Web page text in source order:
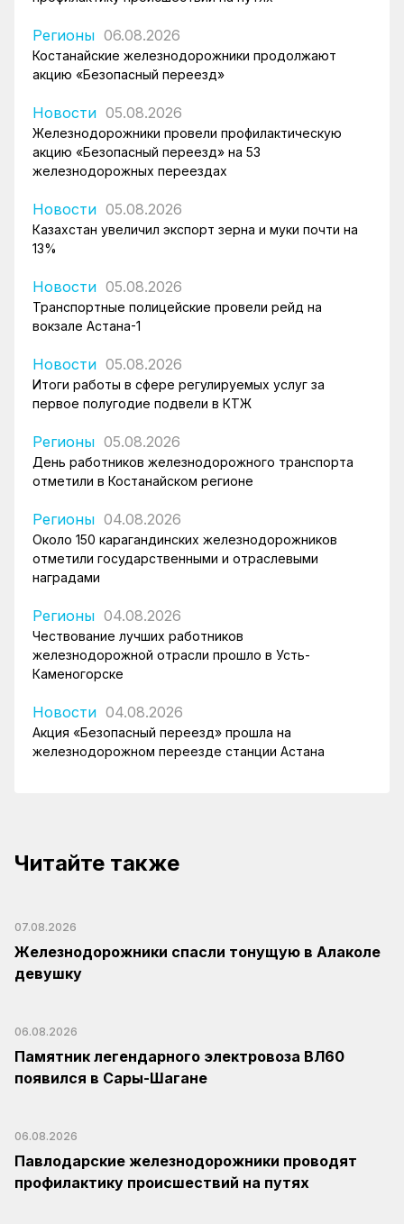
Регионы 06.08.2026
Костанайские железнодорожники продолжают
акцию «Безопасный переезд»
Новости 05.08.2026
Железнодорожники провели профилактическую
акцию «Безопасный переезд» на 53
железнодорожных переездах
Новости 05.08.2026
Казахстан увеличил экспорт зерна и муки почти на
13%
Новости 05.08.2026
Транспортные полицейские провели рейд на
вокзале Астана-1
Новости 05.08.2026
Итоги работы в сфере регулируемых услуг за
первое полугодие подвели в КТЖ
Регионы 05.08.2026
День работников железнодорожного транспорта
отметили в Костанайском регионе
Регионы 04.08.2026
Около 150 карагандинских железнодорожников
отметили государственными и отраслевыми
наградами
Регионы 04.08.2026
Чествование лучших работников
железнодорожной отрасли прошло в Усть-
Каменогорске
Новости 04.08.2026
Акция «Безопасный переезд» прошла на
железнодорожном переезде станции Астана
Читайте также
07.08.2026
Железнодорожники спасли тонущую в Алаколе
девушку
06.08.2026
Памятник легендарного электровоза ВЛ60
появился в Сары-Шагане
06.08.2026
Павлодарские железнодорожники проводят
профилактику происшествий на путях